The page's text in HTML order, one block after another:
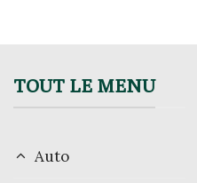
TOUT LE MENU
Auto